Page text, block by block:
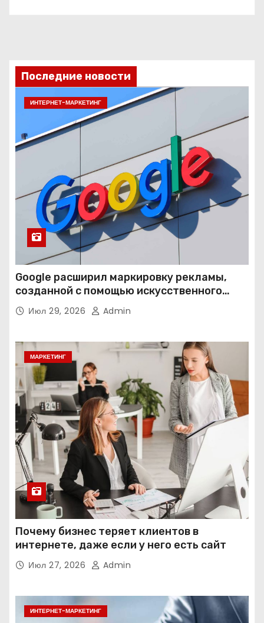
Последние новости
ИНТЕРНЕТ-МАРКЕТИНГ
Google расширил маркировку рекламы,
созданной с помощью искусственного
интеллекта
Июл 29, 2026 Admin
МАРКЕТИНГ
Почему бизнес теряет клиентов в
интернете, даже если у него есть сайт
Июл 27, 2026 Admin
ИНТЕРНЕТ-МАРКЕТИНГ